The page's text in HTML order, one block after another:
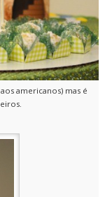
americanos) mas é